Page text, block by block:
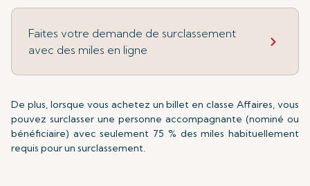
Faites votre demande de surclassement
avec des miles en ligne
De plus, lorsque vous achetez un billet en classe Affaires, vous
pouvez surclasser une personne accompagnante (nominé ou
bénéficiaire) avec seulement 75 % des miles habituellement
requis pour un surclassement.